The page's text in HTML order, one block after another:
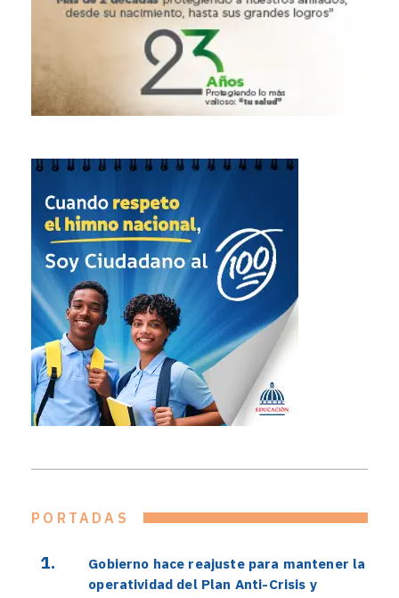
PORTADAS
Gobierno hace reajuste para mantener la
operatividad del Plan Anti-Crisis y